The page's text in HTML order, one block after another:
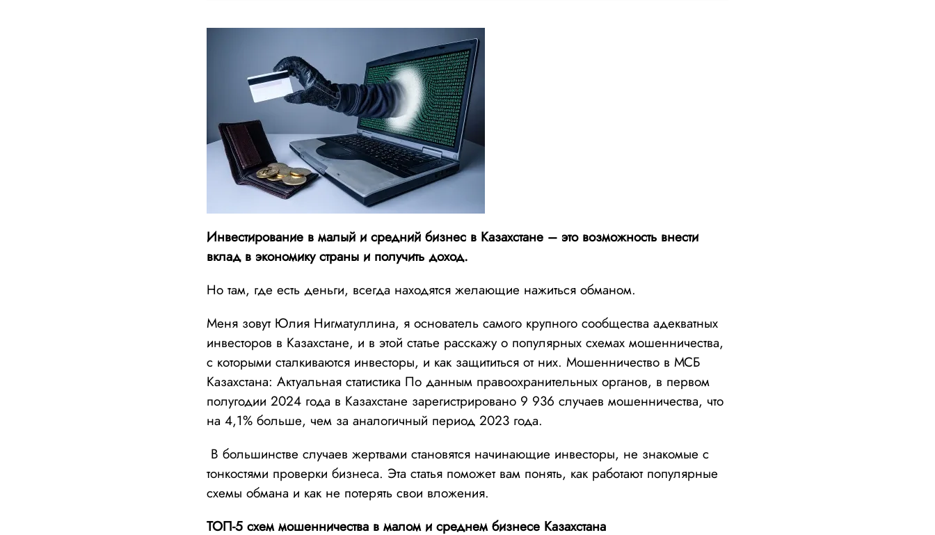
Инвестирование в малый и средний бизнес в Казахстане – это возможность внести
вклад в экономику страны и получить доход.
Но там, где есть деньги, всегда находятся желающие нажиться обманом.
Меня зовут Юлия Нигматуллина, я основатель самого крупного сообщества адекватных
инвесторов в Казахстане, и в этой статье расскажу о популярных схемах мошенничества,
с которыми сталкиваются инвесторы, и как защититься от них. Мошенничество в МСБ
Казахстана: Актуальная статистика По данным правоохранительных органов, в первом
полугодии 2024 года в Казахстане зарегистрировано 9 936 случаев мошенничества, что
на 4,1% больше, чем за аналогичный период 2023 года.
В большинстве случаев жертвами становятся начинающие инвесторы, не знакомые с
тонкостями проверки бизнеса. Эта статья поможет вам понять, как работают популярные
схемы обмана и как не потерять свои вложения.
ТОП-5 схем мошенничества в малом и среднем бизнесе Казахстана